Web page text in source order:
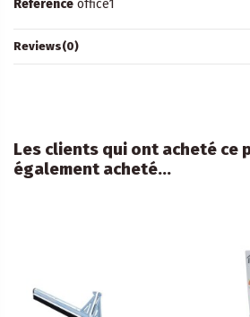
Référence office1
Reviews(0)
Les clients qui ont acheté ce
également acheté...